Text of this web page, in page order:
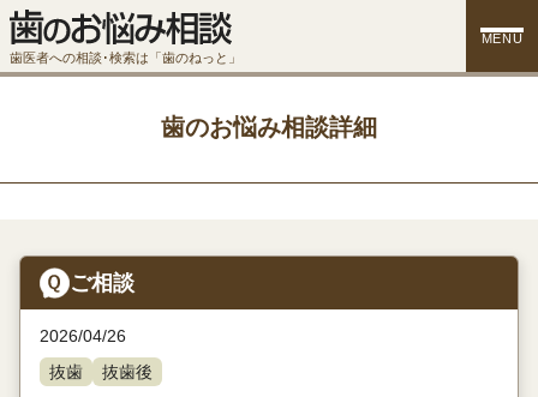
歯医者への相談･検索は「歯のねっと」
MENU
歯のお悩み相談詳細
ご相談
2026/04/26
抜歯
抜歯後